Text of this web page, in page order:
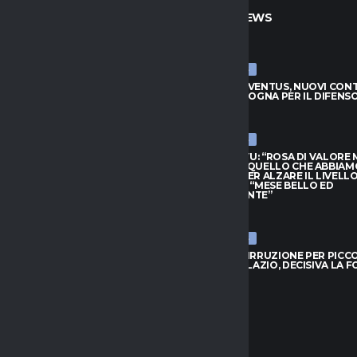
ULTIME NEWS
ULTIME NEWS
LUCUMÍ-JUVENTUS, NUOVI
CON IL BOLOGNA PER IL
ULTIME NEWS
INTER, CHIVU: “ROSA DI VALORE
SAPPIAMO QUELLO CHE
BISOGNO PER ALZARE IL
PROVEDEL: “MESE BELLO ED
EMOZIONANTE”
ULTIME NEWS
BOLOGNA, IRRUZIONE PER
A GENOA E LAZIO, DECISIVA LA